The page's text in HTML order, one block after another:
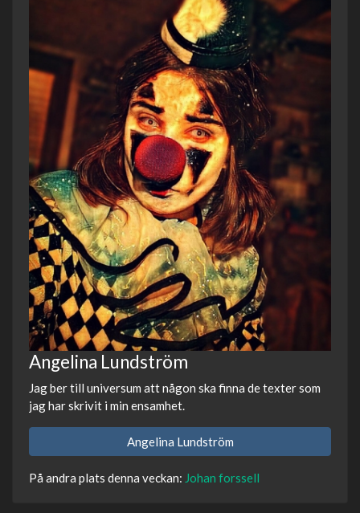
Angelina Lundström
Jag ber till universum att någon ska finna de texter som
jag har skrivit i min ensamhet.
Angelina Lundström
På andra plats denna veckan: Johan forssell